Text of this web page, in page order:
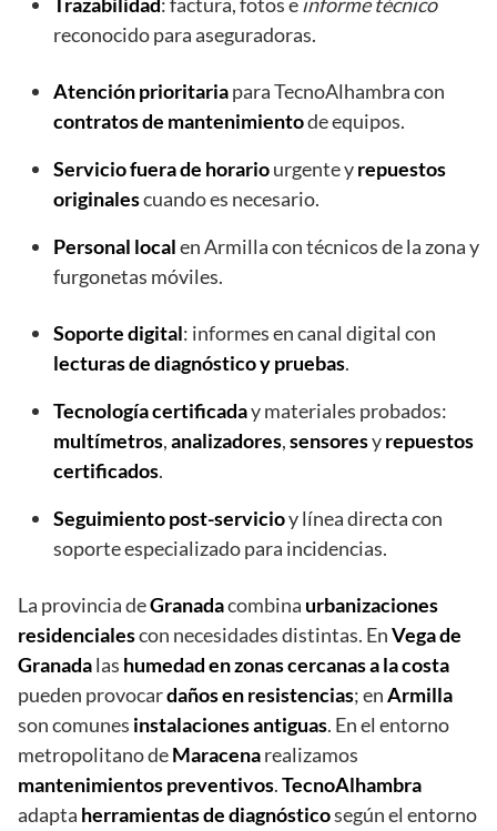
reconocido para aseguradoras.
Atención prioritariapara TecnoAlhambra con
contratos de mantenimientode equipos.
Servicio fuera de horariourgente yrepuestos
originalescuando es necesario.
Personal localen Armilla con técnicos de la zona y
furgonetas móviles.
Soporte digital: informes en canal digital con
lecturas de diagnóstico y pruebas.
Tecnología certificaday materiales probados:
multímetros,analizadores,sensoresyrepuestos
certificados.
Seguimiento post-servicioy línea directa con
soporte especializado para incidencias.
La provincia deGranadacombina urbanizaciones
residencialescon necesidades distintas. EnVega de
Granadalas humedad en zonas cercanas a la costa
pueden provocardaños en resistencias; enArmilla
son comunes instalaciones antiguas. En el entorno
metropolitano deMaracenarealizamos
mantenimientos preventivos.TecnoAlhambra
adapta herramientas de diagnósticosegún el entorno